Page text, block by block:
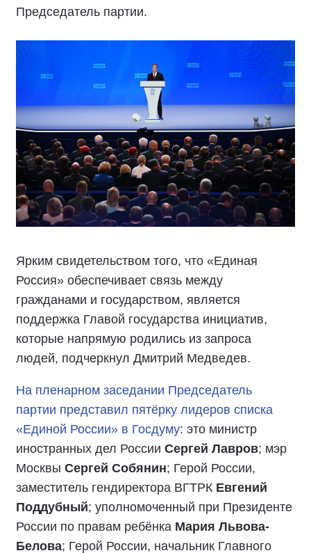
Председатель партии.
Ярким свидетельством того, что «Единая
Россия» обеспечивает связь между
гражданами и государством, является
поддержка Главой государства инициатив,
которые напрямую родились из запроса
людей, подчеркнул Дмитрий Медведев.
На пленарном заседании Председатель
партии представил пятёрку лидеров списка
«Единой России» в Госдуму: это министр
иностранных дел России Сергей Лавров; мэр
Москвы Сергей Собянин; Герой России,
заместитель гендиректора ВГТРК Евгений
Поддубный; уполномоченный при Президенте
России по правам ребёнка Мария Львова-
Белова; Герой России, начальник Главного